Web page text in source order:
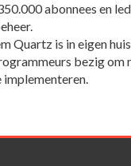
abonnees en
Quartz is in eigen
bezig om